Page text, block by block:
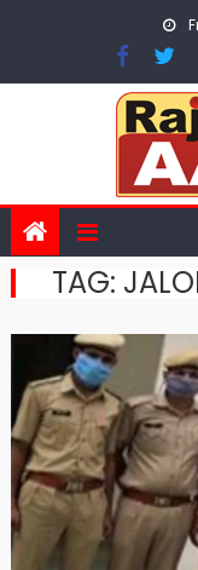
TAG: